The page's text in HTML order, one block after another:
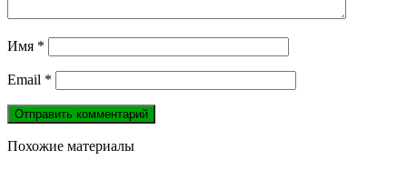
Имя *
Email *
Похожие материалы